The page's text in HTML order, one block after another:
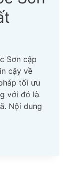
Sơn cập
cậy về
tối ưu
với đó là
Nội dung